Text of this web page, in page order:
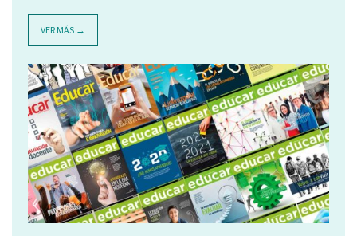
VER MÁS →